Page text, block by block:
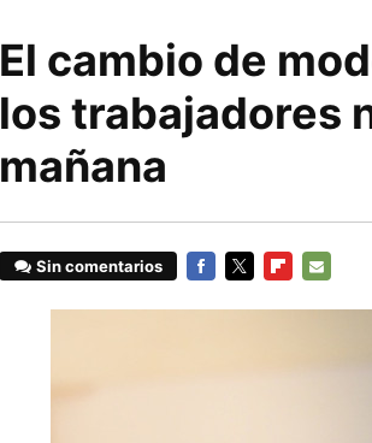
El cambio de
los trabajadores
mañana
Sin comentarios